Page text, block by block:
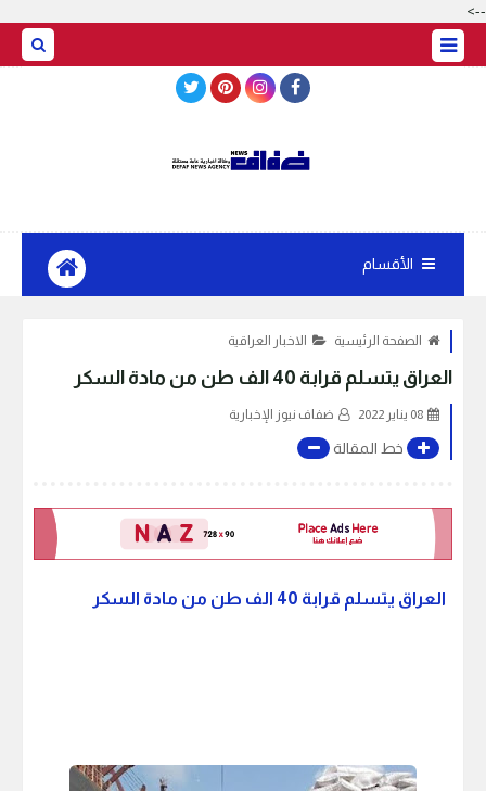
-->
الأقسام
الصفحة الرئيسية الاخبار العراقية
العراق يتسلم قرابة 40 الف طن من مادة السكر
08 يناير 2022 ضفاف نيوز الإخبارية
خط المقالة
العراق يتسلم قرابة 40 الف طن من مادة السكر